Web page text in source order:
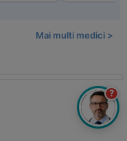
Mai multi medici >
?